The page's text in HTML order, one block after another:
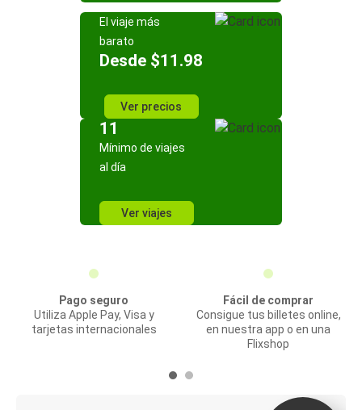
El viaje más
barato
Desde $11.98
Ver precios
11
Mínimo de viajes
al día
Ver viajes
Pago seguro
Utiliza Apple Pay, Visa y
tarjetas internacionales
Fácil de comprar
Consigue tus billetes online,
en nuestra app o en una
Flixshop